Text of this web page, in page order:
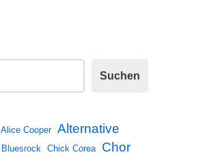
Suchen
Alice Cooper Alternative
Bluesrock Chick Corea Chor